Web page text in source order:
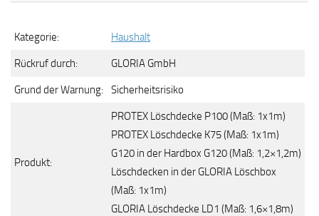
Kategorie: Haushalt
Rückruf durch: GLORIA GmbH
Grund der Warnung: Sicherheitsrisiko
Produkt:
PROTEX Löschdecke P100 (Maß: 1x1m)
PROTEX Löschdecke K75 (Maß: 1x1m)
G120 in der Hardbox G120 (Maß: 1,2×1,2m)
Löschdecken in der GLORIA Löschbox
(Maß: 1x1m)
GLORIA Löschdecke LD1 (Maß: 1,6×1,8m)